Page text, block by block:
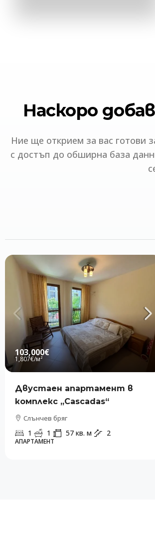
Наскоро
Ние ще открием за вас готови
с достъп до обширна база
103,000€
1,807€/м²
Двустаен апартамент в
комплекс „Cascadas“
Слънчев бряг
1 1 57 кв. м 2
АПАРТАМЕНТ